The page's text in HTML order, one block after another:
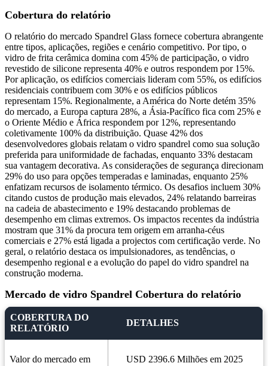
Cobertura do relatório
O relatório do mercado Spandrel Glass fornece cobertura abrangente
entre tipos, aplicações, regiões e cenário competitivo. Por tipo, o
vidro de frita cerâmica domina com 45% de participação, o vidro
revestido de silicone representa 40% e outros respondem por 15%.
Por aplicação, os edifícios comerciais lideram com 55%, os edifícios
residenciais contribuem com 30% e os edifícios públicos
representam 15%. Regionalmente, a América do Norte detém 35%
do mercado, a Europa captura 28%, a Ásia-Pacífico fica com 25% e
o Oriente Médio e África respondem por 12%, representando
coletivamente 100% da distribuição. Quase 42% dos
desenvolvedores globais relatam o vidro spandrel como sua solução
preferida para uniformidade de fachadas, enquanto 33% destacam
sua vantagem decorativa. As considerações de segurança direcionam
29% do uso para opções temperadas e laminadas, enquanto 25%
enfatizam recursos de isolamento térmico. Os desafios incluem 30%
citando custos de produção mais elevados, 24% relatando barreiras
na cadeia de abastecimento e 19% destacando problemas de
desempenho em climas extremos. Os impactos recentes da indústria
mostram que 31% da procura tem origem em arranha-céus
comerciais e 27% está ligada a projectos com certificação verde. No
geral, o relatório destaca os impulsionadores, as tendências, o
desempenho regional e a evolução do papel do vidro spandrel na
construção moderna.
Mercado de vidro Spandrel Cobertura do relatório
COBERTURA DO
RELATÓRIO
DETALHES
Valor do mercado em USD 2396.6 Milhões em 2025